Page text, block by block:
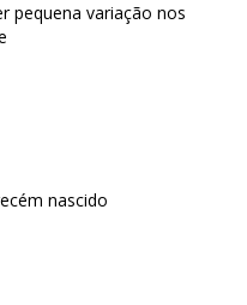
pequena variação nos
nascido